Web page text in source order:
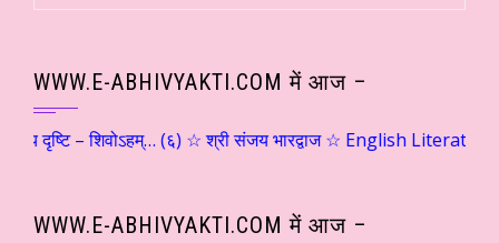
WWW.E-ABHIVYAKTI.COM में आज –
– शिवोऽहम्… (६) ☆ श्री संजय भारद्वाज ☆ English
WWW.E-ABHIVYAKTI.COM में आज –